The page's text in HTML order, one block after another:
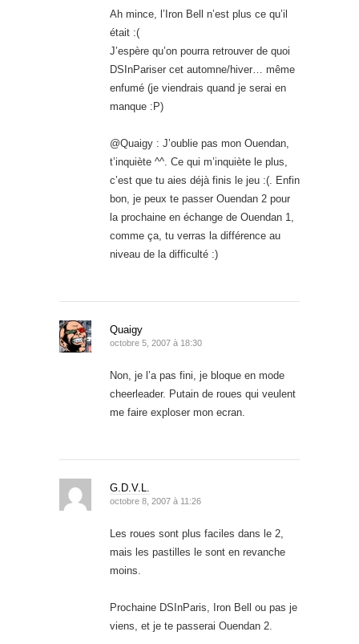
Ah mince, l’Iron Bell n’est plus ce qu’il
était :(
J’espère qu’on pourra retrouver de quoi
DSInPariser cet automne/hiver… même
enfumé (je viendrais quand je serai en
manque :P)
@Quaigy : J’oublie pas mon Ouendan,
t’inquiète ^^. Ce qui m’inquiète le plus,
c’est que tu aies déjà finis le jeu :(. Enfin
bon, je peux te passer Ouendan 2 pour
la prochaine en échange de Ouendan 1,
comme ça, tu verras la différence au
niveau de la difficulté :)
Quaigy
octobre 5, 2007 à 18:30
Non, je l’a pas fini, je bloque en mode
cheerleader. Putain de roues qui veulent
me faire exploser mon ecran.
G.D.V.L.
octobre 8, 2007 à 11:26
Les roues sont plus faciles dans le 2,
mais les pastilles le sont en revanche
moins.
Prochaine DSInParis, Iron Bell ou pas je
viens, et je te passerai Ouendan 2.